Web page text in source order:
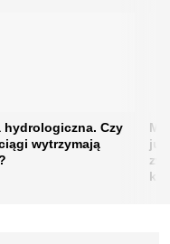
hydrologiczna. Czy
wytrzymają